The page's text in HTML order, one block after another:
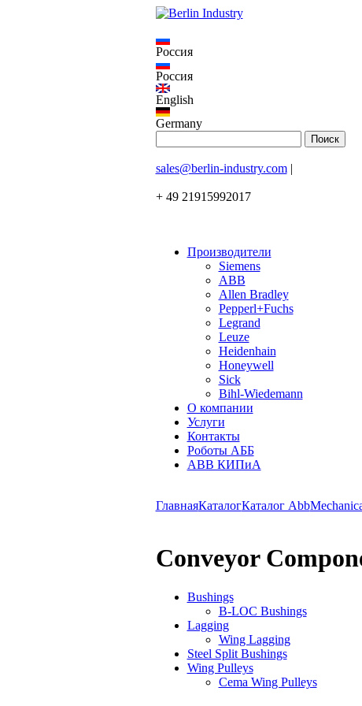
Россия
Россия
English
Germany
sales@berlin-industry.com|
+ 49 21915992017
Производители
Siemens
ABB
Allen Bradley
Pepperl+Fuchs
Legrand
Leuze
Heidenhain
Honeywell
Sick
Bihl-Wiedemann
О компании
Услуги
Контакты
Роботы АББ
ABB КИПиА
ГлавнаяКаталогКаталог Abb
Conveyor
Bushings
B-LOC Bushings
Lagging
Wing Lagging
Steel Split Bushings
Wing Pulleys
Cema Wing Pulleys